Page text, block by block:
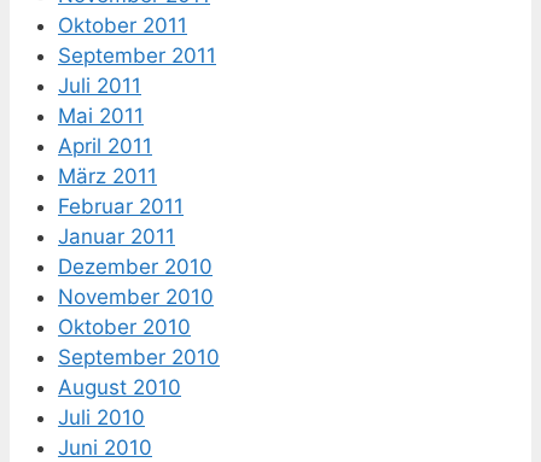
Oktober 2011
September 2011
Juli 2011
Mai 2011
April 2011
März 2011
Februar 2011
Januar 2011
Dezember 2010
November 2010
Oktober 2010
September 2010
August 2010
Juli 2010
Juni 2010